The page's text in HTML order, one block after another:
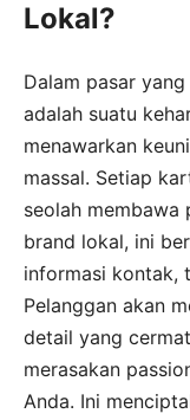
Lokal?
Dalam pasar
adalah suatu
menawarkan
massal. Setiap
seolah membawa
brand lokal, ini
informasi kontak,
Pelanggan akan
detail yang
merasakan
Anda. Ini